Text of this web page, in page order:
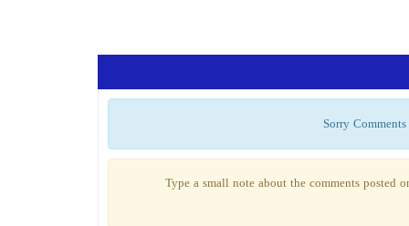
Sorry
Type a small note about the comments posted